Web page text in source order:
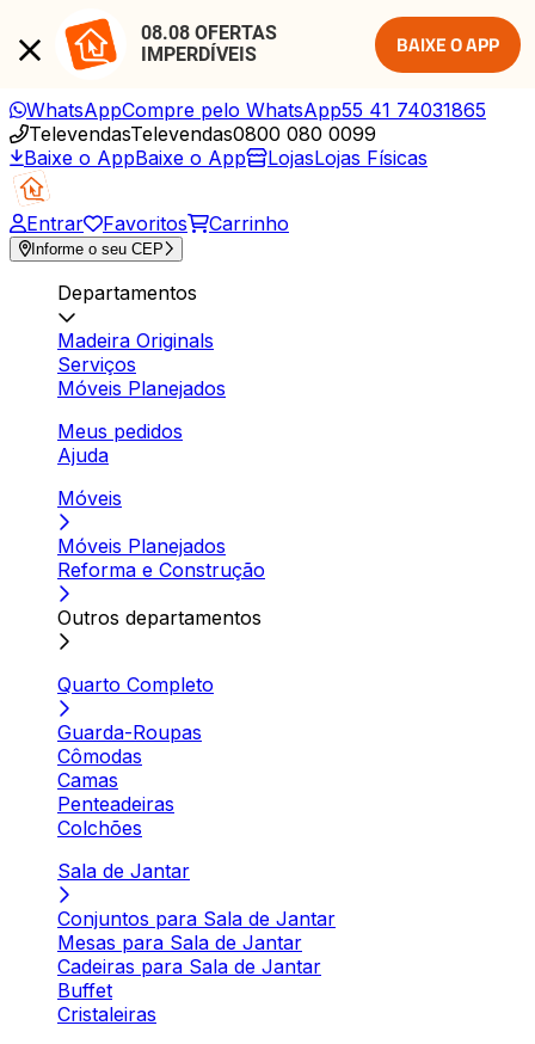
08.08 OFERTAS
IMPERDÍVEIS
BAIXE O APP
WhatsAppCompre pelo WhatsApp55 41 74031865
TelevendasTelevendas0800 080 0099
Baixe o AppBaixe o App LojasLojas Físicas
Entrar Favoritos Carrinho
Informe o seu CEP
Departamentos
Madeira Originals
Serviços
Móveis Planejados
Meus pedidos
Ajuda
Móveis
Móveis Planejados
Reforma e Construção
Outros departamentos
Quarto Completo
Guarda-Roupas
Cômodas
Camas
Penteadeiras
Colchões
Sala de Jantar
Conjuntos para Sala de Jantar
Mesas para Sala de Jantar
Cadeiras para Sala de Jantar
Buffet
Cristaleiras